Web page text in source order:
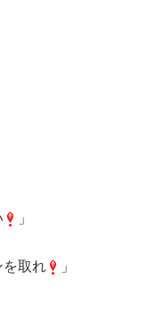
」
を取れ 」